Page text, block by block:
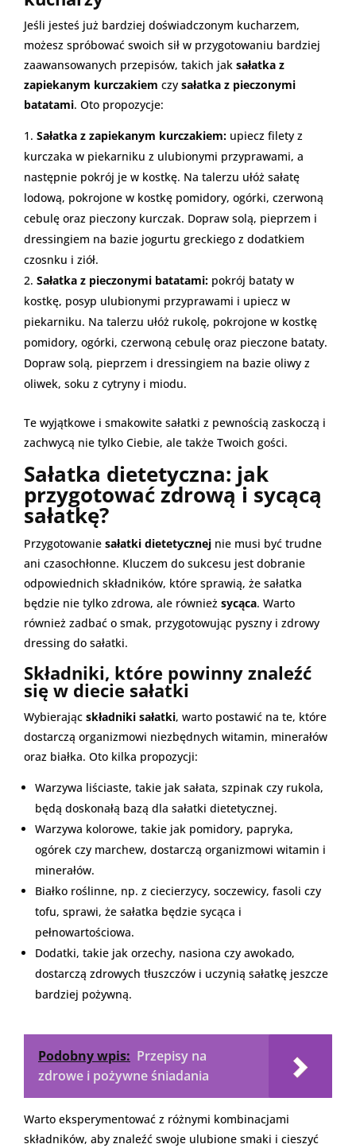
Jeśli jesteś już bardziej doświadczonym kucharzem,
możesz spróbować swoich sił w przygotowaniu bardziej
zaawansowanych przepisów, takich jak sałatka z
zapiekanym kurczakiem czy sałatka z pieczonymi
batatami. Oto propozycje:
Sałatka z zapiekanym kurczakiem: upiecz filety z
kurczaka w piekarniku z ulubionymi przyprawami, a
następnie pokrój je w kostkę. Na talerzu ułóż sałatę
lodową, pokrojone w kostkę pomidory, ogórki, czerwoną
cebulę oraz pieczony kurczak. Dopraw solą, pieprzem i
dressingiem na bazie jogurtu greckiego z dodatkiem
czosnku i ziół.
Sałatka z pieczonymi batatami: pokrój bataty w
kostkę, posyp ulubionymi przyprawami i upiecz w
piekarniku. Na talerzu ułóż rukolę, pokrojone w kostkę
pomidory, ogórki, czerwoną cebulę oraz pieczone bataty.
Dopraw solą, pieprzem i dressingiem na bazie oliwy z
oliwek, soku z cytryny i miodu.
Te wyjątkowe i smakowite sałatki z pewnością zaskoczą i
zachwycą nie tylko Ciebie, ale także Twoich gości.
Sałatka dietetyczna: jak
przygotować zdrową i sycącą
sałatkę?
Przygotowanie sałatki dietetycznej nie musi być trudne
ani czasochłonne. Kluczem do sukcesu jest dobranie
odpowiednich składników, które sprawią, że sałatka
będzie nie tylko zdrowa, ale również sycąca. Warto
również zadbać o smak, przygotowując pyszny i zdrowy
dressing do sałatki.
Składniki, które powinny znaleźć
się w diecie sałatki
Wybierając składniki sałatki, warto postawić na te, które
dostarczą organizmowi niezbędnych witamin, minerałów
oraz białka. Oto kilka propozycji:
Warzywa liściaste, takie jak sałata, szpinak czy rukola,
będą doskonałą bazą dla sałatki dietetycznej.
Warzywa kolorowe, takie jak pomidory, papryka,
ogórek czy marchew, dostarczą organizmowi witamin i
minerałów.
Białko roślinne, np. z ciecierzycy, soczewicy, fasoli czy
tofu, sprawi, że sałatka będzie sycąca i
pełnowartościowa.
Dodatki, takie jak orzechy, nasiona czy awokado,
dostarczą zdrowych tłuszczów i uczynią sałatkę jeszcze
bardziej pożywną.
Podobny wpis: Przepisy na
zdrowe i pożywne śniadania
Warto eksperymentować z różnymi kombinacjami
składników, aby znaleźć swoje ulubione smaki i cieszyć